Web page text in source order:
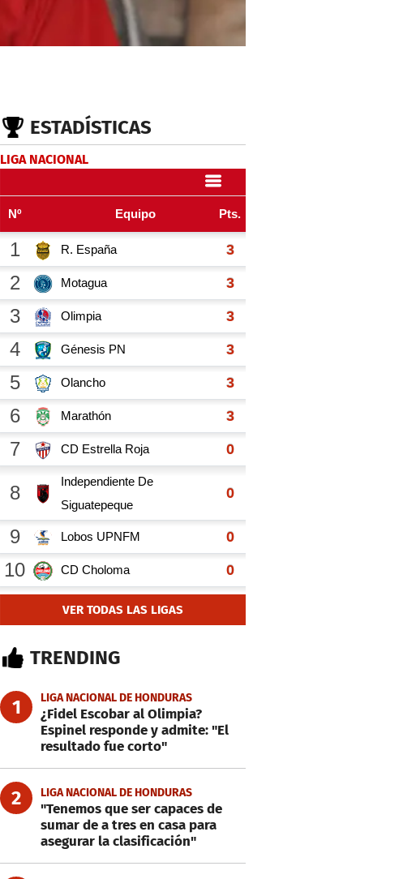
ESTADÍSTICAS
LIGA NACIONAL
VER TODAS LAS LIGAS
TRENDING
1 LIGA NACIONAL DE HONDURAS
¿Fidel Escobar al Olimpia?
Espinel responde y admite: "El
resultado fue corto"
2 LIGA NACIONAL DE HONDURAS
"Tenemos que ser capaces de
sumar de a tres en casa para
asegurar la clasificación"